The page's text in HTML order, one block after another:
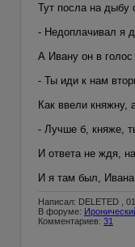
Тут посла на дыбу
- Недоплачивал я
А Ивану он в голос
- Ты иди к нам
Как ввели
- Лучше б, княже,
И ответа не ждя,
И я там был,
Написал: DELETED ,
В форуме:
Комментариев: 31